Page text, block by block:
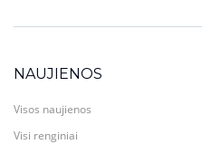
NAUJIENOS
Visos naujienos
Visi renginiai